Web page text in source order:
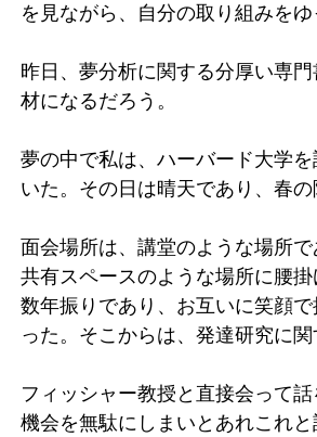
を見ながら、自分の取り組みを
昨日、夢分析に関する分厚い専
材になるだろう。
夢の中で私は、ハーバード大学
いた。その日は晴天であり、春の
面会場所は、講堂のような場所
共有スペースのような場所に腰
数年振りであり、お互いに笑顔
った。そこからは、発達研究に
フィッシャー教授と直接会って
機会を無駄にしまいとあれこれ